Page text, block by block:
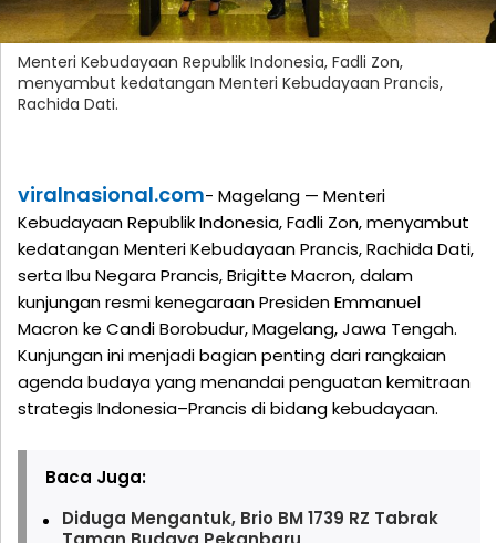
Menteri Kebudayaan Republik Indonesia, Fadli Zon,
menyambut kedatangan Menteri Kebudayaan Prancis,
Rachida Dati.
viralnasional.com- Magelang — Menteri
Kebudayaan Republik Indonesia, Fadli Zon, menyambut
kedatangan Menteri Kebudayaan Prancis, Rachida Dati,
serta Ibu Negara Prancis, Brigitte Macron, dalam
kunjungan resmi kenegaraan Presiden Emmanuel
Macron ke Candi Borobudur, Magelang, Jawa Tengah.
Kunjungan ini menjadi bagian penting dari rangkaian
agenda budaya yang menandai penguatan kemitraan
strategis Indonesia–Prancis di bidang kebudayaan.
Baca Juga:
Diduga Mengantuk, Brio BM 1739 RZ Tabrak